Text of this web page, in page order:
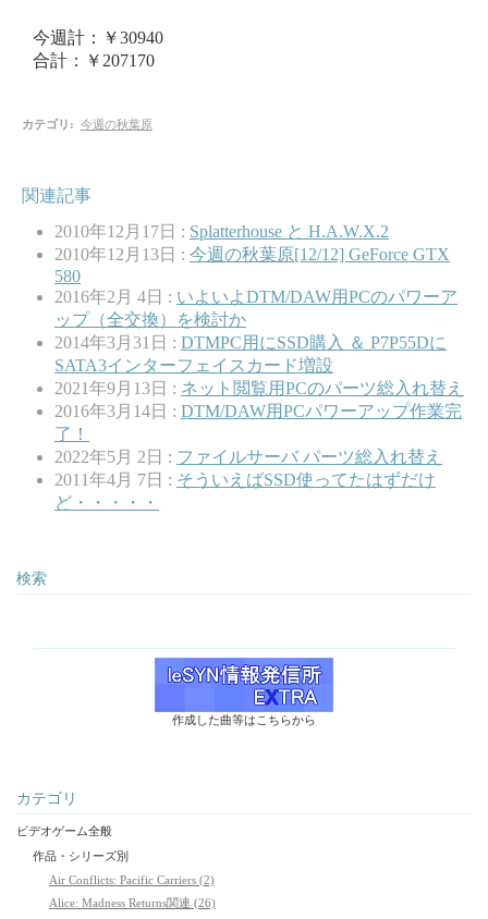
今週計：￥30940
合計：￥207170
カテゴリ : 今週の秋葉原
関連記事
2010年12月17日 : Splatterhouse と H.A.W.X.2
2010年12月13日 : 今週の秋葉原[12/12] GeForce GTX
580
2016年2月 4日 : いよいよDTM/DAW用PCのパワーア
ップ（全交換）を検討か
2014年3月31日 : DTMPC用にSSD購入 ＆ P7P55Dに
SATA3インターフェイスカード増設
2021年9月13日 : ネット閲覧用PCのパーツ総入れ替え
2016年3月14日 : DTM/DAW用PCパワーアップ作業完
了！
2022年5月 2日 : ファイルサーバ パーツ総入れ替え
2011年4月 7日 : そういえばSSD使ってたはずだけ
ど・・・・・
検索
作成した曲等はこちらから
カテゴリ
ビデオゲーム全般
作品・シリーズ別
Air Conflicts: Pacific Carriers (2)
Alice: Madness Returns関連 (26)